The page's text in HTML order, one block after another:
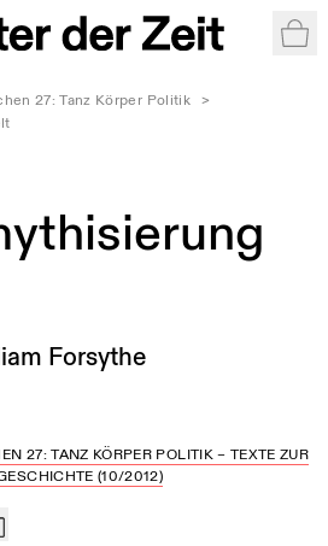
27: Tanz Körper Politik
>
Forsythe
27: TANZ KÖRPER POLITIK – TEXTE ZUR
(10/2012)